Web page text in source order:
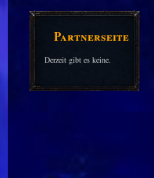
Partnerseiten
Derzeit gibt es keine.